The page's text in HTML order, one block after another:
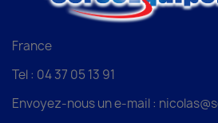
France
Tel : 04 37 05 13 91
Envoyez-nous un e-mail :